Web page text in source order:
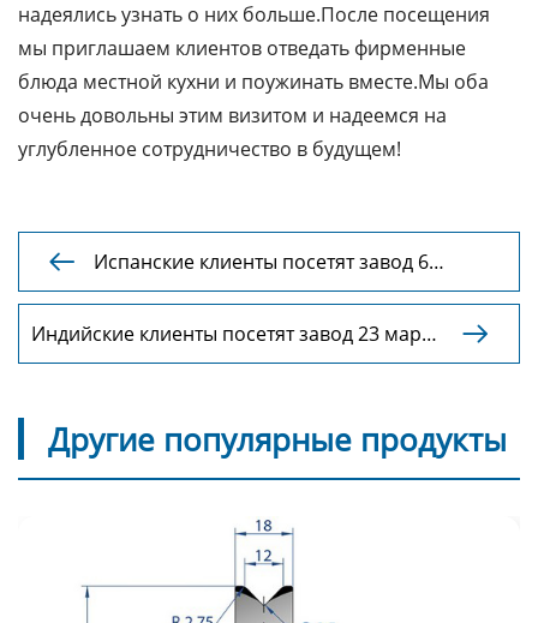
надеялись узнать о них больше.После посещения
мы приглашаем клиентов отведать фирменные
блюда местной кухни и поужинать вместе.Мы оба
очень довольны этим визитом и надеемся на
углубленное сотрудничество в будущем!

Испанские клиенты посетят завод 6
октября 2023 года
Индийские клиенты посетят завод 23 марта
2024 года

Другие популярные продукты